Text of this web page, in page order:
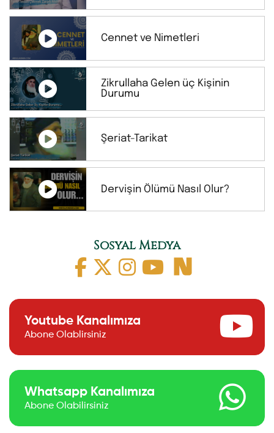
Cennet ve Nimetleri
Zikrullaha Gelen üç Kişinin
Durumu
Şeriat-Tarikat
Dervişin Ölümü Nasıl Olur?
Sosyal Medya
Youtube Kanalımıza
Abone Olablirsiniz
Whatsapp Kanalımıza
Abone Olabilirsiniz